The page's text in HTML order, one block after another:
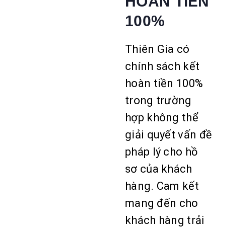
100%
Thiên Gia có
chính sách kết
hoàn tiền 100%
trong trường
hợp không thể
giải quyết vấn đề
pháp lý cho hồ
sơ của khách
hàng. Cam kết
mang đến cho
khách hàng trải